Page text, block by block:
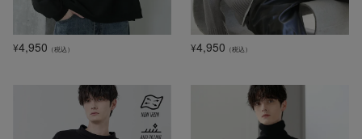
¥4,950 （税込） ¥4,950 （税込）